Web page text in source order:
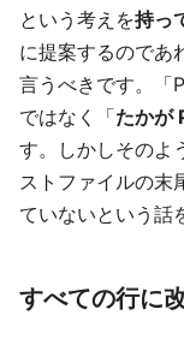
という考えを持っ
に提案するのであ
言うべきです。「
ではなく「たかが
す。しかしそのよ
ストファイルの末
ていないという話
すべての行に